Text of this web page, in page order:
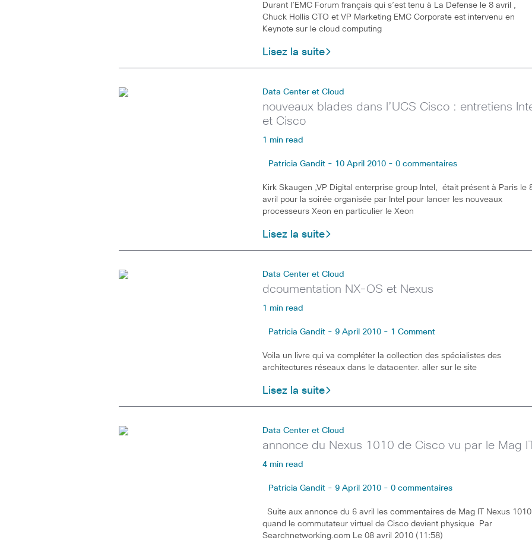
Durant l’EMC Forum français qui s’est tenu à La Defense le 8 avril ,
Chuck Hollis CTO et VP Marketing EMC Corporate est intervenu en
Keynote sur le cloud computing
Lisez la suite
Data Center et Cloud
nouveaux blades dans l’UCS Cisco : entretiens
et Cisco
1 min read
Patricia Gandit - 10 April 2010 - 0 commentaires
Kirk Skaugen ,VP Digital enterprise group Intel, était présent à Paris le
avril pour la soirée organisée par Intel pour lancer les nouveaux
processeurs Xeon en particulier le Xeon
Lisez la suite
Data Center et Cloud
dcoumentation NX-OS et Nexus
1 min read
Patricia Gandit - 9 April 2010 - 1 Comment
Voila un livre qui va compléter la collection des spécialistes des
architectures réseaux dans le datacenter. aller sur le site
Lisez la suite
Data Center et Cloud
annonce du Nexus 1010 de Cisco vu par le Mag
4 min read
Patricia Gandit - 9 April 2010 - 0 commentaires
Suite aux annonce du 6 avril les commentaires de Mag IT Nexus
quand le commutateur virtuel de Cisco devient physique Par
Searchnetworking.com Le 08 avril 2010 (11:58)